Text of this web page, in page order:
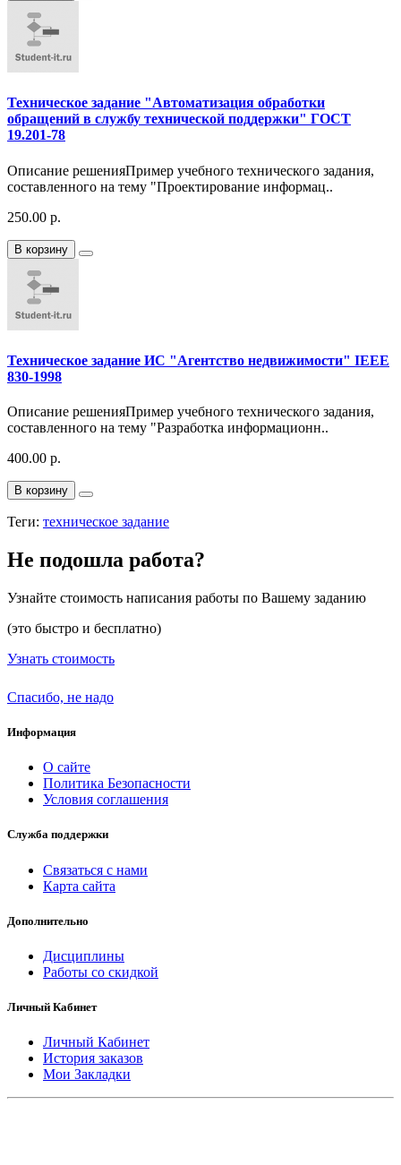
Техническое задание "Автоматизация обработки
обращений в службу технической поддержки" ГОСТ
19.201-78
Описание решенияПример учебного технического задания,
составленного на тему "Проектирование информац..
250.00 р.
В корзину
Техническое задание ИС "Агентство недвижимости" IEEE
830-1998
Описание решенияПример учебного технического задания,
составленного на тему "Разработка информационн..
400.00 р.
В корзину
Теги: техническое задание
Не подошла работа?
Узнайте стоимость написания работы по Вашему заданию
(это быстро и бесплатно)
Узнать стоимость
Спасибо, не надо
Информация
О сайте
Политика Безопасности
Условия соглашения
Служба поддержки
Связаться с нами
Карта сайта
Дополнительно
Дисциплины
Работы со скидкой
Личный Кабинет
Личный Кабинет
История заказов
Мои Закладки